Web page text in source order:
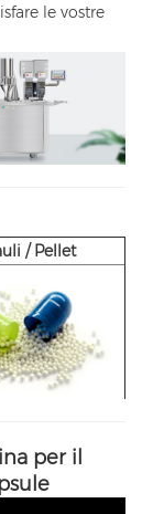
le vostre
/ Pellet
per il